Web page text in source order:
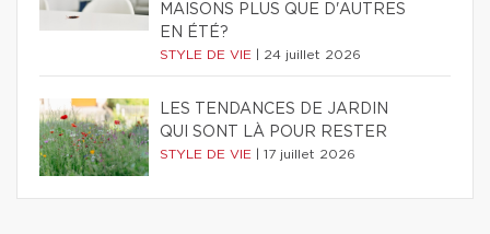
MAISONS PLUS QUE D'AUTRES
EN ÉTÉ?
STYLE DE VIE 24 juillet 2026
LES TENDANCES DE JARDIN
QUI SONT LÀ POUR RESTER
STYLE DE VIE 17 juillet 2026